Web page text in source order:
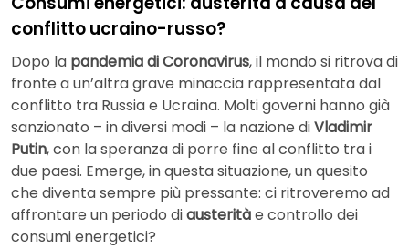
conflitto ucraino-russo?
Dopo la pandemia di Coronavirus, il mondo si ritrova di
fronte a un’altra grave minaccia rappresentata dal
conflitto tra Russia e Ucraina. Molti governi hanno già
sanzionato – in diversi modi – la nazione diVladimir
Putin, con la speranza di porre fine al conflitto tra i
due paesi. Emerge, in questa situazione, un quesito
che diventa sempre più pressante: ci ritroveremo ad
affrontare un periodo diausteritàe controllo dei
consumi energetici?